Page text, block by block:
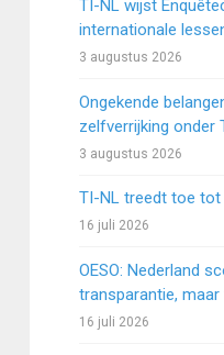
TI-NL wijst
internationale
3 augustus 2026
Ongekende
zelfverrijking onder
3 augustus 2026
TI-NL treedt toe tot
16 juli 2026
OESO: Nederland
transparantie,
16 juli 2026